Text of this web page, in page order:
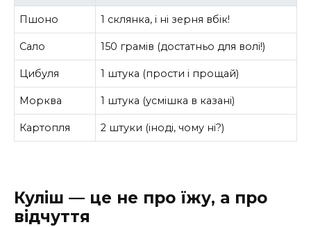
Пшоно 1 склянка, і ні зерня вбік!
Сало 150 грамів (достатньо для волі!)
Цибуля 1 штука (прости і прощай)
Морква 1 штука (усмішка в казані)
Картопля 2 штуки (іноді, чому ні?)
Куліш — це не про їжу, а про
відчуття